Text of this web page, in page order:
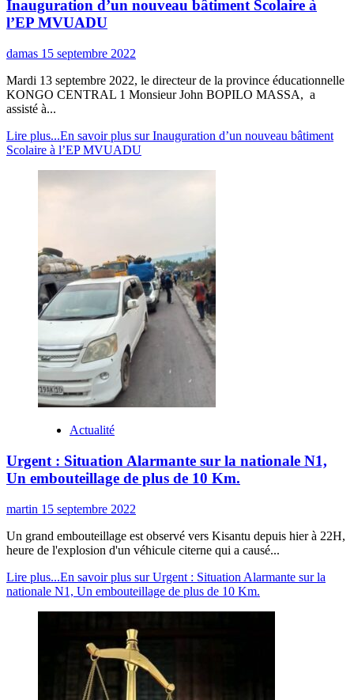
Inauguration d’un nouveau bâtiment Scolaire à
l’EP MVUADU
damas 15 septembre 2022
Mardi 13 septembre 2022, le directeur de la province éducationnelle
KONGO CENTRAL 1 Monsieur John BOPILO MASSA, a
assisté à...
Lire plus...En savoir plus sur Inauguration d’un nouveau bâtiment
Scolaire à l’EP MVUADU
Actualité
Urgent : Situation Alarmante sur la nationale N1,
Un embouteillage de plus de 10 Km.
martin 15 septembre 2022
Un grand embouteillage est observé vers Kisantu depuis hier à 22H,
heure de l'explosion d'un véhicule citerne qui a causé...
Lire plus...En savoir plus sur Urgent : Situation Alarmante sur la
nationale N1, Un embouteillage de plus de 10 Km.